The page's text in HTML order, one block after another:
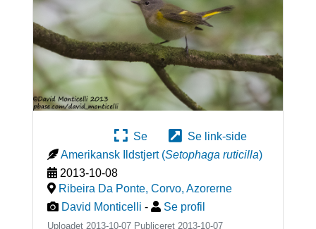
Se
Se link-side
Amerikansk Ildstjert (Setophaga ruticilla)
2013-10-08
Ribeira Da Ponte, Corvo, Azorerne
David Monticelli - Se profil
Uploadet 2013-10-07 Publiceret 2013-10-07